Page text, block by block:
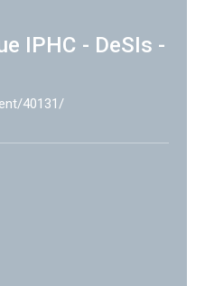
IPHC - DeSIs -
40131/